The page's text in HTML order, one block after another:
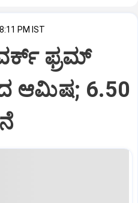
PM IST
ಫ್ರಮ್‌
ಆಮಿಷ; 6.50